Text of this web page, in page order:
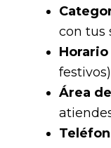
con tus
Horario
Área